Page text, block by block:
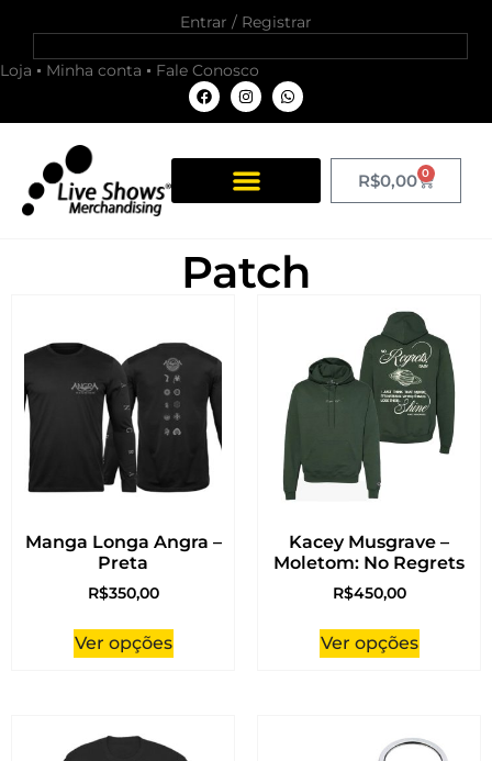
Entrar / Registrar
Loja Minha conta Fale Conosco
R$0,00 0
Patch
Manga Longa Angra –
Preta
R$350,00
Ver opções
Kacey Musgrave –
Moletom: No Regrets
R$450,00
Ver opções